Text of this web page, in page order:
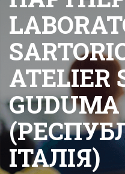
ATELIER
GUDUMA
ІТАЛІЯ)